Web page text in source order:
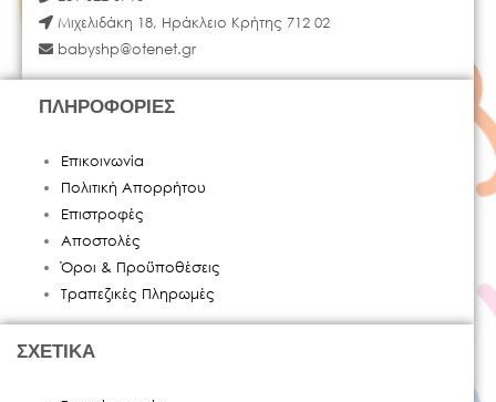
Μιχελιδάκη 18, Ηράκλειο Κρήτης 712 02
babyshp@otenet.gr
ΠΛΗΡΟΦΟΡΙΕΣ
Επικοινωνία
Πολιτική Απορρήτου
Επιστροφές
Αποστολές
Όροι & Προϋποθέσεις
Τραπεζικές Πληρωμές
ΣΧΕΤΙΚΑ